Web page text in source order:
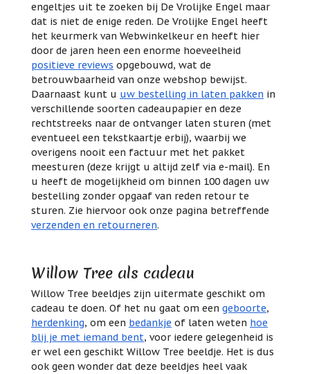
engeltjes uit te zoeken bij De Vrolijke Engel maar
dat is niet de enige reden. De Vrolijke Engel heeft
het keurmerk van Webwinkelkeur en heeft hier
door de jaren heen een enorme hoeveelheid
positieve reviews opgebouwd, wat de
betrouwbaarheid van onze webshop bewijst.
Daarnaast kunt u uw bestelling in laten pakken in
verschillende soorten cadeaupapier en deze
rechtstreeks naar de ontvanger laten sturen (met
eventueel een tekstkaartje erbij), waarbij we
overigens nooit een factuur met het pakket
meesturen (deze krijgt u altijd zelf via e-mail). En
u heeft de mogelijkheid om binnen 100 dagen uw
bestelling zonder opgaaf van reden retour te
sturen. Zie hiervoor ook onze pagina betreffende
verzenden en retourneren.
Willow Tree als cadeau
Willow Tree beeldjes zijn uitermate geschikt om
cadeau te doen. Of het nu gaat om een geboorte,
herdenking, om een bedankje of laten weten hoe
blij je met iemand bent, voor iedere gelegenheid is
er wel een geschikt Willow Tree beeldje. Het is dus
ook geen wonder dat deze beeldjes heel vaak